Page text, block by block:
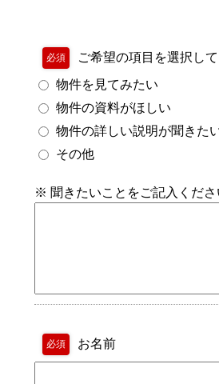
必須
ご希望の項目を選択し
物件を見てみたい
物件の資料がほしい
物件の詳しい説明が聞きた
その他
※ 聞きたいことをご記入くださ
必須 お名前